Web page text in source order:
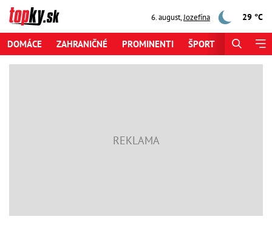
6. august,Jozefína 29 °C
DOMÁCE ZAHRANIČNÉ PROMINENTI ŠPORT